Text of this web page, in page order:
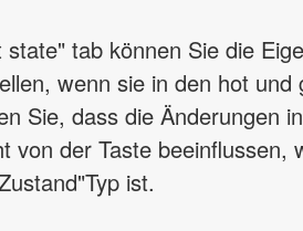
state" tab können Sie die
wenn sie in den hot und
Sie, dass die Änderungen
von der Taste beeinflussen,
ist.